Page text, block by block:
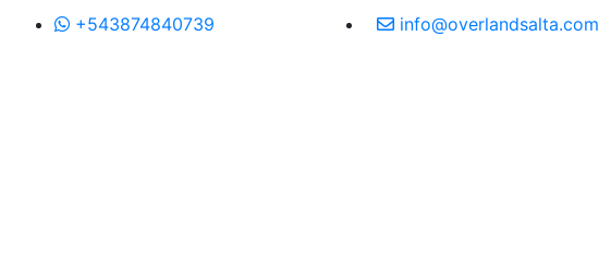
+543874840739 info@overlandsalta.com